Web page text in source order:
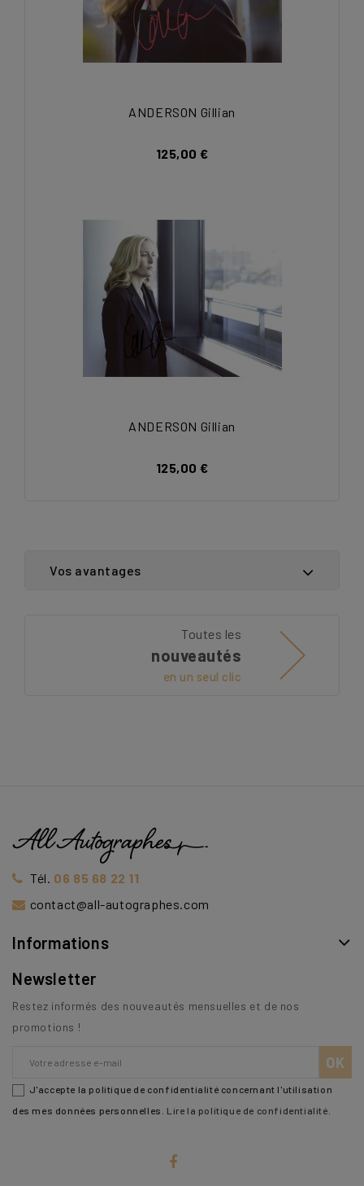
ANDERSON Gillian
125,00 €
ANDERSON Gillian
125,00 €
Vos avantages
Toutes les
nouveautés
en un seul clic
Tél. 06 85 68 22 11
contact@all-autographes.com
Informations
Newsletter
Restez informés des nouveautés mensuelles et de nos
promotions !
J'accepte la politique de confidentialité concernant l'utilisation
des mes données personnelles. Lire la politique de confidentialité